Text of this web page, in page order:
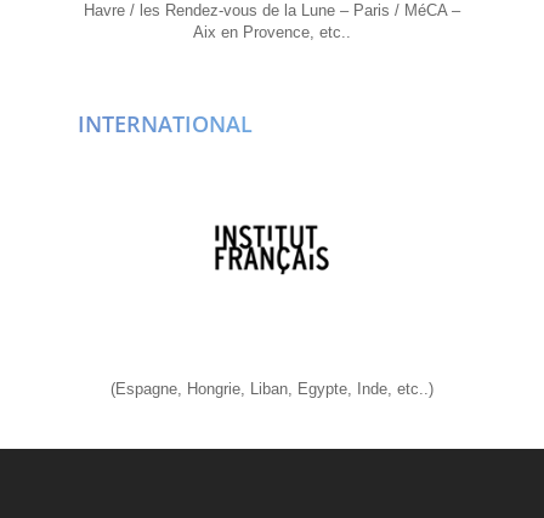
Havre / les Rendez-vous de la Lune – Paris / MéCA –
Aix en Provence, etc..
INTERNATIONAL
(Espagne, Hongrie, Liban, Egypte, Inde, etc..)